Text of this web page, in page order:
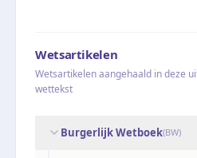
Wetsartikelen
Wetsartikelen aangehaald in deze
wettekst
Burgerlijk Wetboek(BW)